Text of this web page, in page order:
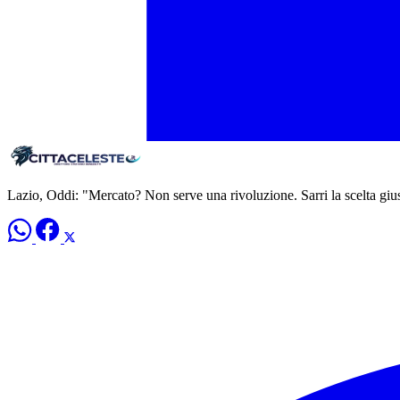
Lazio, Oddi: "Mercato? Non serve una rivoluzione. Sarri la scelta